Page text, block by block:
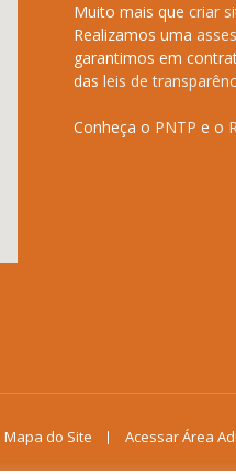
Muito mais que criar
Realizamos uma
garantimos em
das leis de
Conheça o PNTP e o
Mapa do Site Acessar Área